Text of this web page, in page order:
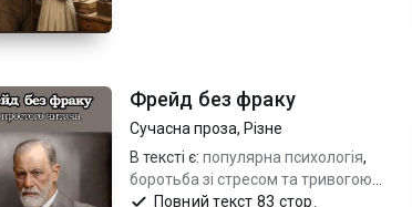
Фрейд без фраку
Сучасна проза, Різне
В тексті є: популярна психологія,
боротьба зі стресом та тривогою
емоційне здоров'я
Повний текст 83 стор.